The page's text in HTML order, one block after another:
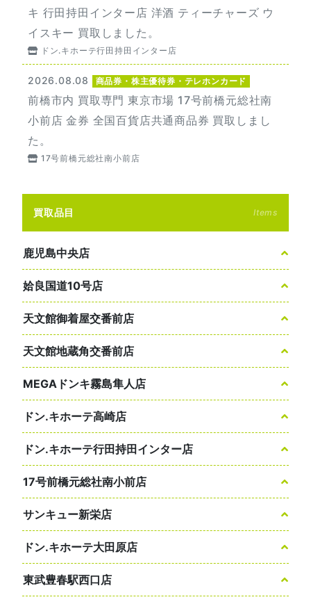
キ 行田持田インター店 洋酒 ティーチャーズ ウ
イスキー 買取しました。
ドン.キホーテ行田持田インター店
2026.08.08 商品券・株主優待券・テレホンカード
前橋市内 買取専門 東京市場 17号前橋元総社南
小前店 金券 全国百貨店共通商品券 買取しまし
た。
17号前橋元総社南小前店
買取品目 Items
鹿児島中央店
姶良国道10号店
天文館御着屋交番前店
天文館地蔵角交番前店
MEGAドンキ霧島隼人店
ドン.キホーテ高崎店
ドン.キホーテ行田持田インター店
17号前橋元総社南小前店
サンキュー新栄店
ドン.キホーテ大田原店
東武豊春駅西口店